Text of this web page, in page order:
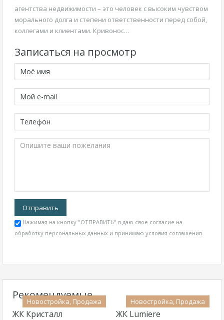
агентства недвижимости – это человек с высоким чувством
морального долга и степени ответственности перед собой,
коллегами и клиентами. Кривонос…
Записаться на просмотр
Нажимая на кнопку "ОТПРАВИТЬ" я даю свое согласие на
обработку персональных данных и принимаю условия соглашения
Рекомендуемые
Новостройка, Продажа
ЖК Кристалл
Новостройка, Продажа
ЖК Lumiere